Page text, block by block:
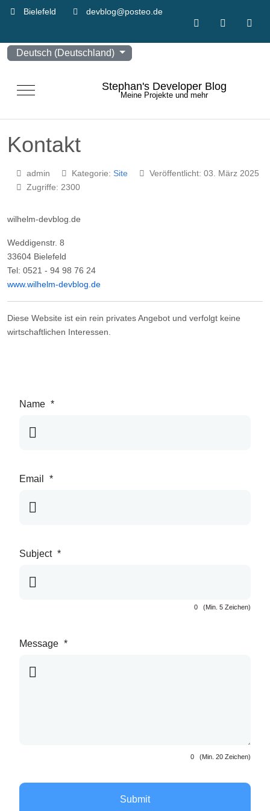
Bielefeld devblog@posteo.de
Sprache auswählen
Deutsch (Deutschland)
Mobile Menu Toggle Stephan's Developer Blog
Meine Projekte und mehr
Kontakt
admin Kategorie: Site
Veröffentlicht: 03. März 2025
Zugriffe: 2300
wilhelm-devblog.de
Weddigenstr. 8
33604 Bielefeld
Tel: 0521 - 94 98 76 24
www.wilhelm-devblog.de
Diese Website ist ein rein privates Angebot und verfolgt keine
wirtschaftlichen Interessen.
Name *
Email *
Subject *
0 (Min. 5 Zeichen)
Message *
0 (Min. 20 Zeichen)
Submit